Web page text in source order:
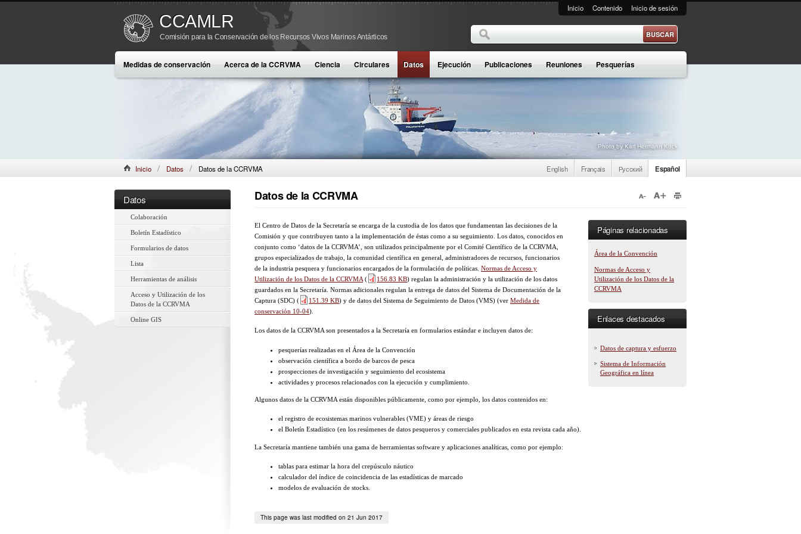
CCAMLR
Comisión para la Conservación de los Recursos Vivos Marinos Antárticos
Inicio Contenido Inicio de sesión
Formulario de búsqueda
Buscar
Medidas de conservación Acerca de la CCRVMA Ciencia Circulares Datos Ejecución Publicaciones Reuniones Pesquerías
Photo by Karl Hermann Kock
English Français Русский Español
Inicio Datos Datos de la CCRVMA
Datos
Colaboración
Boletín Estadístico
Formularios de datos
Lista
Herramientas de análisis
Acceso y Utilización de los
Datos de la CCRVMA
Online GIS
Datos de la CCRVMA
Páginas relacionadas
Área de la Convención
Normas de Acceso y
Utilización de los Datos de la
CCRVMA
Enlaces destacados
Datos de captura y esfuerzo
Sistema de Información
Geográfica en línea
El Centro de Datos de la Secretaría se encarga de la custodia de los datos que fundamentan las decisiones de la
Comisión y que contribuyen tanto a la implementación de éstas como a su seguimiento. Los datos, conocidos en
conjunto como ‘datos de la CCRVMA’, son utilizados principalmente por el Comité Científico de la CCRVMA,
grupos especializados de trabajo, la comunidad científica en general, administradores de recursos, funcionarios
de la industria pesquera y funcionarios encargados de la formulación de políticas. Normas de Acceso y
Utilización de los Datos de la CCRVMA ( 156.83 KB) regulan la administración y la utilización de los datos
guardados en la Secretaría. Normas adicionales regulan la entrega de datos del Sistema de Documentación de la
Captura (SDC) ( 151.39 KB) y de datos del Sistema de Seguimiento de Datos (VMS) (ver Medida de
conservación 10-04).
Los datos de la CCRVMA son presentados a la Secretaría en formularios estándar e incluyen datos de:
pesquerías realizadas en el Área de la Convención
observación científica a bordo de barcos de pesca
prospecciones de investigación y seguimiento del ecosistema
actividades y procesos relacionados con la ejecución y cumplimiento.
Algunos datos de la CCRVMA están disponibles públicamente, como por ejemplo, los datos contenidos en:
el registro de ecosistemas marinos vulnerables (VME) y áreas de riesgo
el Boletín Estadístico (en los resúmenes de datos pesqueros y comerciales publicados en esta revista cada año).
La Secretaría mantiene también una gama de herramientas software y aplicaciones analíticas, como por ejemplo:
tablas para estimar la hora del crepúsculo náutico
calculador del índice de coincidencia de las estadísticas de marcado
modelos de evaluación de stocks.
This page was last modified on 21 Jun 2017